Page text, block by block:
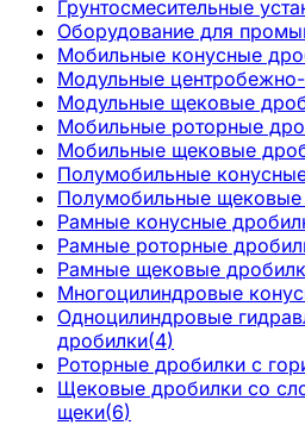
Грунтосмесительные
Оборудование для
Мобильные конусные
Модульные
Модульные щековые
Мобильные роторные
Мобильные щековые
Полумобильные
Полумобильные щековые
Рамные конусные
Рамные роторные
Рамные щековые
Многоцилиндровые
Одноцилиндровые
дробилки(4)
Роторные дробилки с
Щековые дробилки со
щеки(6)